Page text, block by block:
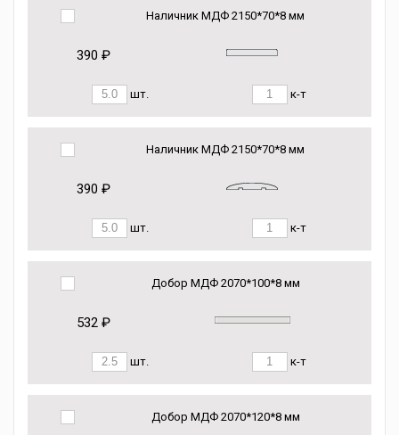
Наличник МДФ 2150*70*8 мм
390 ₽
шт. к-т
Наличник МДФ 2150*70*8 мм
390 ₽
шт. к-т
Добор МДФ 2070*100*8 мм
532 ₽
шт. к-т
Добор МДФ 2070*120*8 мм